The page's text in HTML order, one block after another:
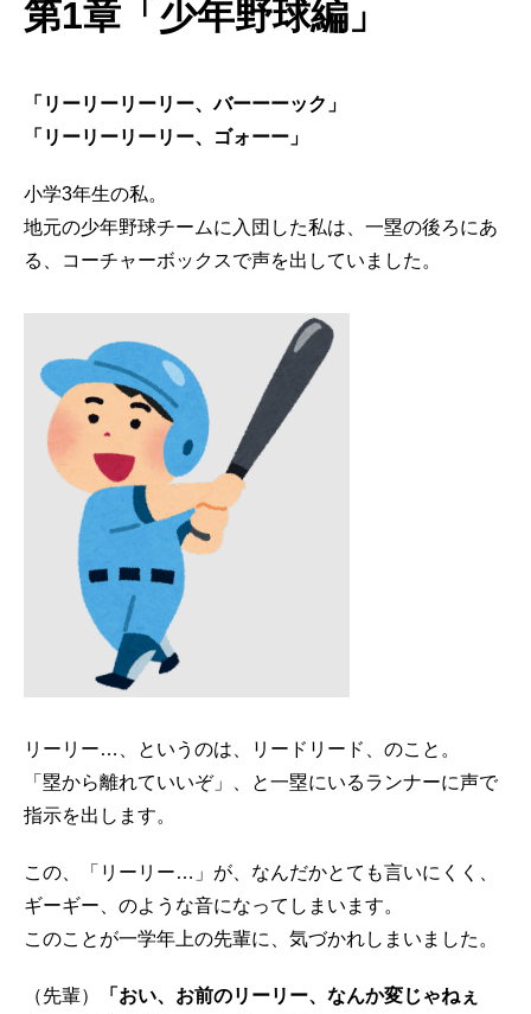
第1章「少年野球編」
「リーリーリーリー、バーーーック」
「リーリーリーリー、ゴォーー」
小学3年生の私。
地元の少年野球チームに入団した私は、一塁の後ろにあ
る、コーチャーボックスで声を出していました。
リーリー…、というのは、リードリード、のこと。
「塁から離れていいぞ」、と一塁にいるランナーに声で
指示を出します。
この、「リーリー…」が、なんだかとても言いにくく、
ギーギー、のような音になってしまいます。
このことが一学年上の先輩に、気づかれしまいました。
（先輩）
「おい、お前のリーリー、なんか変じゃねぇ